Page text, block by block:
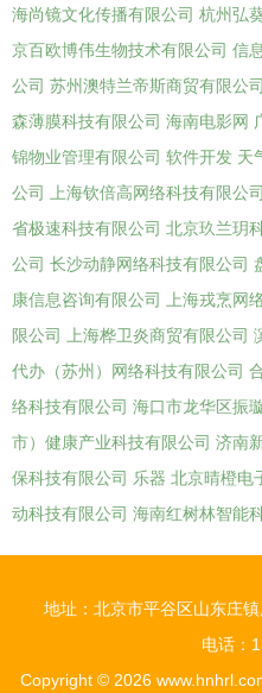
海尚镜文化传播有限公司 杭州弘
京百欧博伟生物技术有限公司 信
公司 苏州澳特兰帝斯商贸有限公司
森薄膜科技有限公司 海南电影网
锦物业管理有限公司 软件开发 天
公司
上海钦倍高网络科技有限公司
省极速科技有限公司 北京玖兰玥
公司 长沙动静网络科技有限公司
康信息咨询有限公司
上海戎烹网
限公司
上海桦卫炎商贸有限公司
代办（苏州）网络科技有限公司
络科技有限公司 海口市龙华区振
市）健康产业科技有限公司 济南
保科技有限公司 乐器 北京晴橙电
动科技有限公司 海南红树林智能
地址：北京市平谷区山东庄
电话：
Copyright © 2026